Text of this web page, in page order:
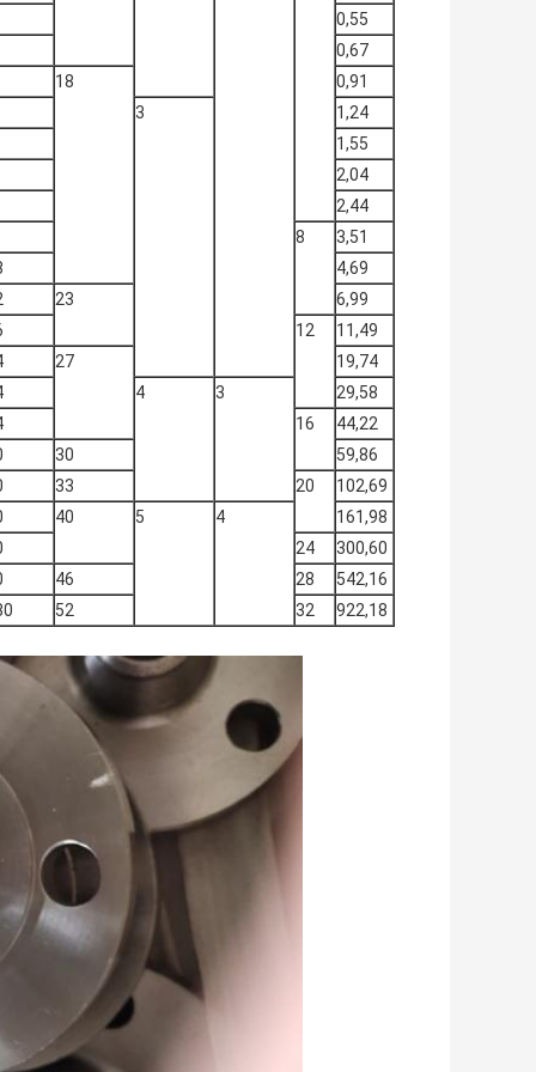
0,55
0,67
18
0,91
3
1,24
1,55
2,04
2,44
8
3,51
4,69
23
6,99
12
11,49
27
19,74
4 3
29,58
16
44,22
30
59,86
33 20
102,69
40 5 4
161,98
24
300,60
46 28
542,16
52 32 922,18